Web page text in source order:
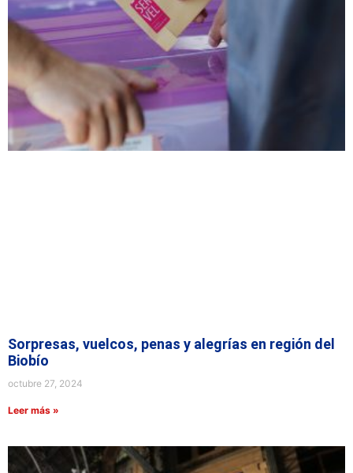
Sorpresas, vuelcos, penas y alegrías en región del
Biobío
octubre 27, 2024
Leer más »